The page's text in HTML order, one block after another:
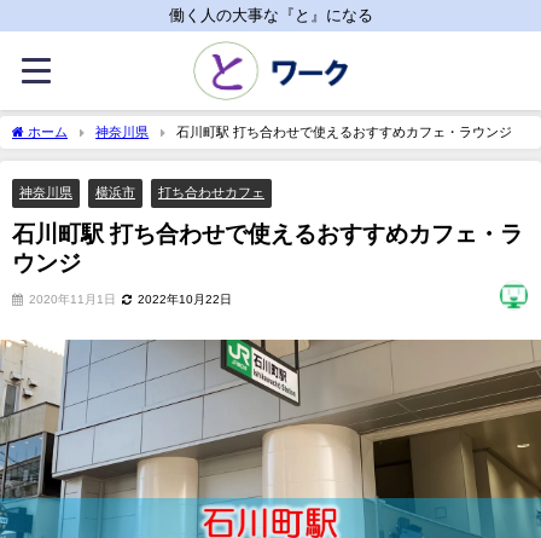
働く人の大事な『と』になる
ホーム 神奈川県 石川町駅 打ち合わせで使えるおすすめカフェ・ラウンジ
神奈川県 横浜市 打ち合わせカフェ
石川町駅 打ち合わせで使えるおすすめカフェ・ラ
ウンジ
2020年11月1日 2022年10月22日